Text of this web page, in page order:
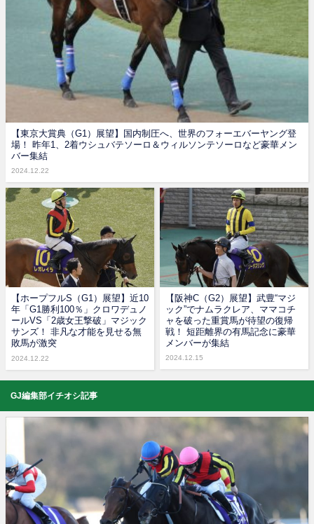
【東京大賞典（G1）展望】国内制圧へ、世界のフォーエバーヤング登
場！ 昨年1、2着ウシュバテソーロ＆ウィルソンテソーロなど豪華メン
バー集結
2024.12.22
【ホープフルS（G1）展望】近10
年「G1勝利100％」クロワデュノ
ールVS「2歳女王撃破」マジック
サンズ！ 非凡な才能を見せる無
敗馬が激突
2024.12.22
【阪神C（G2）展望】武豊“マジ
ック”でナムラクレア、ママコチ
ャを破った重賞馬が待望の復帰
戦！ 短距離界の有馬記念に豪華
メンバーが集結
2024.12.15
GJ編集部イチオシ記事